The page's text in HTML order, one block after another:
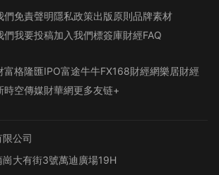
們免責聲明隱私政策出版原則品牌素材
們我要投稿加入我們標簽庫財經FAQ
富格隆匯IPO富途牛牛FX168財經網樂居財經
時空傳媒財華網更多友链+
公司
大有街3號萬迪廣場19H